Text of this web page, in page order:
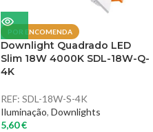
POR ENCOMENDA
Downlight Quadrado LED
Slim 18W 4000K SDL-18W-Q-
4K
REF: SDL-18W-S-4K
Iluminação, Downlights
5,60€